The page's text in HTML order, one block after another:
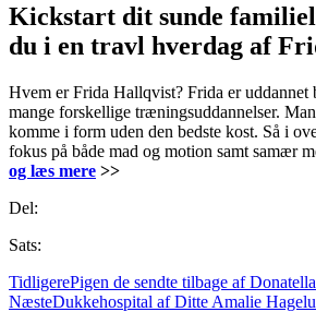
Kickstart dit sunde
du i en travl hverdag af
Hvem er Frida Hallqvist? Frida er uddannet
mange forskellige træningsuddannelser.
komme i form uden den bedste kost. Så i
fokus på både mad og motion samt samær
og læs mere >>
Del:
Sats:
TidligerePigen de sendte tilbage af
NæsteDukkehospital af Ditte Amalie